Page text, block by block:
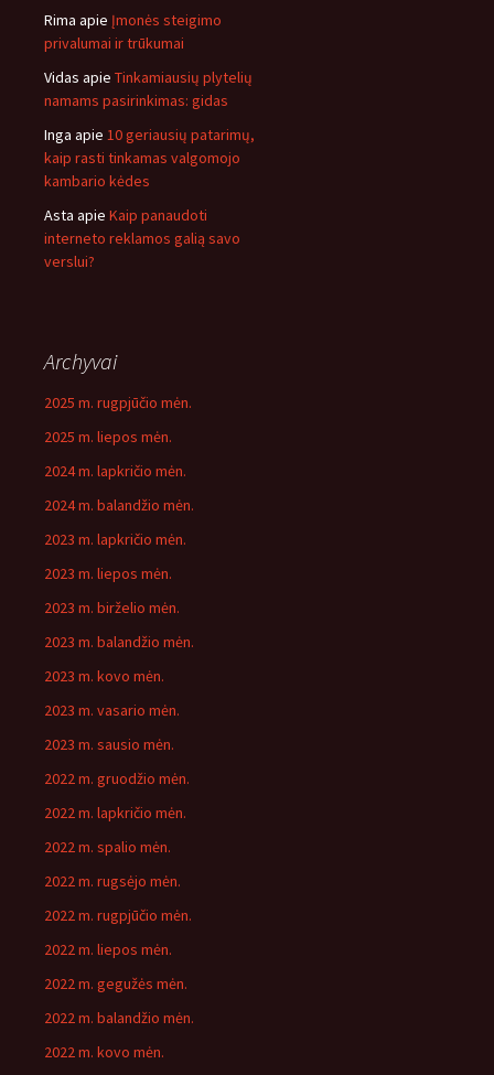
Rima apie Įmonės steigimo
privalumai ir trūkumai
Vidas apie Tinkamiausių plytelių
namams pasirinkimas: gidas
Inga apie 10 geriausių patarimų,
kaip rasti tinkamas valgomojo
kambario kėdes
Asta apie Kaip panaudoti
interneto reklamos galią savo
verslui?
Archyvai
2025 m. rugpjūčio mėn.
2025 m. liepos mėn.
2024 m. lapkričio mėn.
2024 m. balandžio mėn.
2023 m. lapkričio mėn.
2023 m. liepos mėn.
2023 m. birželio mėn.
2023 m. balandžio mėn.
2023 m. kovo mėn.
2023 m. vasario mėn.
2023 m. sausio mėn.
2022 m. gruodžio mėn.
2022 m. lapkričio mėn.
2022 m. spalio mėn.
2022 m. rugsėjo mėn.
2022 m. rugpjūčio mėn.
2022 m. liepos mėn.
2022 m. gegužės mėn.
2022 m. balandžio mėn.
2022 m. kovo mėn.